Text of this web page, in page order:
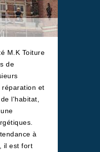
M.K Toiture
de
réparation et
l'habitat,
à
il est fort